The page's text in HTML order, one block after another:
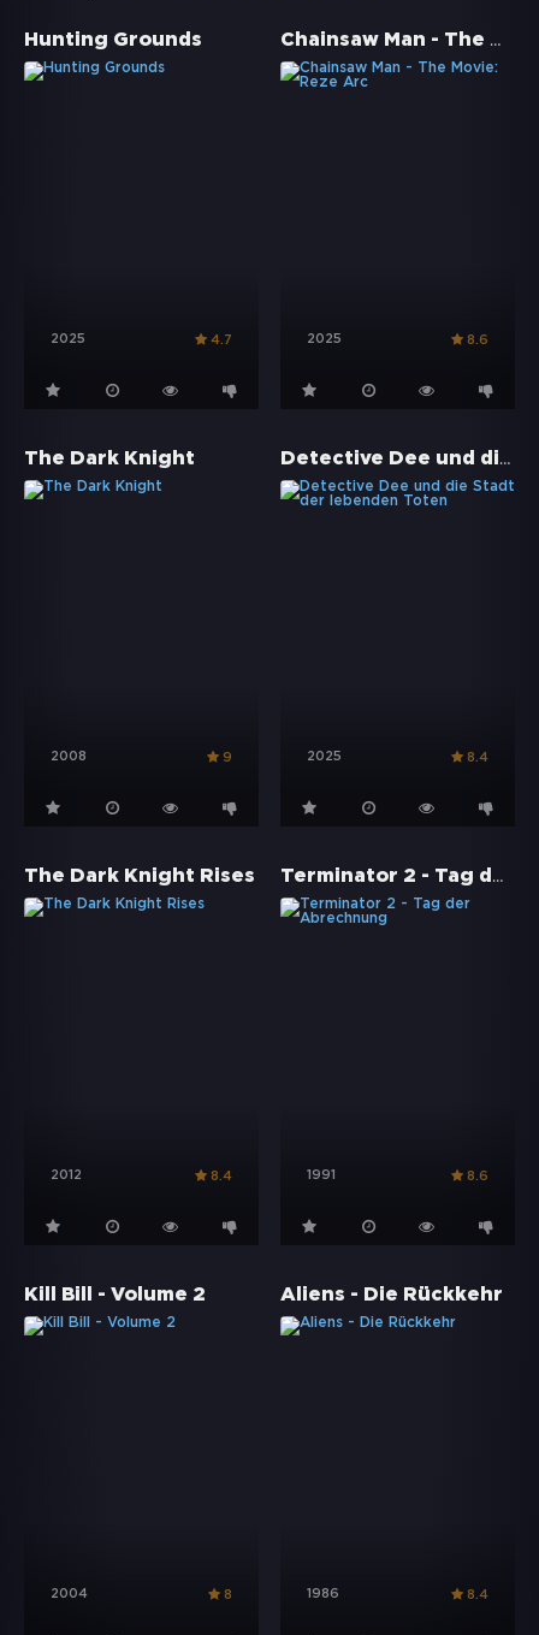
Hunting Grounds
2025 4.7
Chainsaw Man - The Movie: Reze Arc
2025 8.6
The Dark Knight
2008 9
Detective Dee und die Stadt der lebenden Toten
2025 8.4
The Dark Knight Rises
2012 8.4
Terminator 2 - Tag der Abrechnung
1991 8.6
Kill Bill - Volume 2
2004 8
Aliens - Die Rückkehr
1986 8.4